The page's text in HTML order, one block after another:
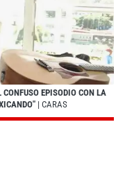
EPISODIO CON LA
| CARAS